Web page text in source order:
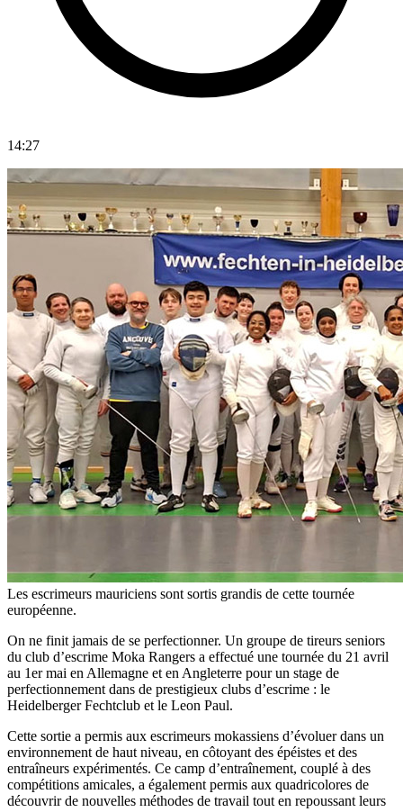
14:27
Les escrimeurs mauriciens sont sortis grandis de cette tournée
européenne.
On ne finit jamais de se perfectionner. Un groupe de tireurs seniors
du club d’escrime Moka Rangers a effectué une tournée du 21 avril
au 1er mai en Allemagne et en Angleterre pour un stage de
perfectionnement dans de prestigieux clubs d’escrime : le
Heidelberger Fechtclub et le Leon Paul.
Cette sortie a permis aux escrimeurs mokassiens d’évoluer dans un
environnement de haut niveau, en côtoyant des épéistes et des
entraîneurs expérimentés. Ce camp d’entraînement, couplé à des
compétitions amicales, a également permis aux quadricolores de
découvrir de nouvelles méthodes de travail tout en repoussant leurs